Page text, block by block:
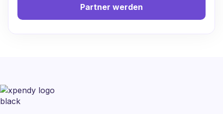
Partner werden